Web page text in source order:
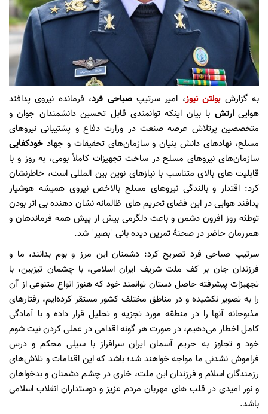
به گزارشبولتن نیوز، امیر سرتیپصباحی فرد، فرمانده نیروی پدافند
هواییارتش با بیان اینکه توانمندی قابل تحسین دانشمندان جوان و
متخصصین پرتلاش عرصه صنعت در وزارت دفاع و پشتیبانی نیروهای
مسلح، نهادهای دانش بنیان و سازمان‌های تحقیقات و جهاد خودکفایی
سازمان‌های نیروهای مسلح در ساخت تجهیزات کاملاً بومی، به روز و با
قابلیت های بالای متناسب با نیازهای نوین بین المللی است، خاطرنشان
کرد: اقتدار و بالندگی نیروهای مسلح بالاخص نیروی همیشه هوشیار
پدافند هوایی در این فضای تحریم های ظالمانه نشان دهنده بی اثر بودن
توطئه روز افزون دشمن و باعث دلگرمی بیش از پیش همه فرماندهان و
همرزمان حاضر در صحنۀ تمرین دیده بانی "بصیر" شد.
سرتیپ صباحی فرد تصریح کرد: دشمنان این مرز و بوم بدانند، ما و
فرزندان جان بر کف ملت شریف ایران اسلامی، با چشمان تیزبین، با
تجهیزات پیشرفته حاصل دستان توانمند خود که هنوز انواع متنوعی از آن
را به تصویر نکشیده و در مناطق مختلف کشور مستقر کرده‌ایم، رفتارهای
مذبوحانه آنها را در منطقه مورد تجزیه و تحلیل قرار داده و با آمادگی
کامل اخطار می‌دهیم، در صورت هر گونه اقدامی در عملی کردن نیت شوم
خود و تجاوز به حریم آسمان ایران سرافراز با سیلی محکم و درس
فراموش نشدنی ما مواجه خواهند شد؛ باشد که این اقدامات و تلاش‌های
رزمندگان اسلام و فرزندان این ملت، خاری در چشم دشمنان و بدخواهان
و نور امیدی در قلب های مهربان مردم عزیز و دوستداران انقلاب اسلامی
باشد.